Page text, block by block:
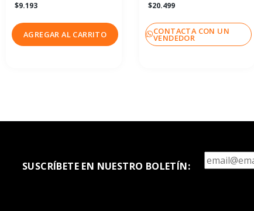
$9.193
AGREGAR AL CARRITO
$20.499
CONTACTA CON UN
VENDEDOR
SUSCRÍBETE EN NUESTRO BOLETÍN: